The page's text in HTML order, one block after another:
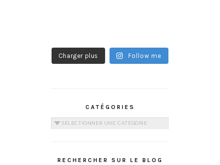
Charger plus Follow me
CATÉGORIES
Catégories
RECHERCHER SUR LE BLOG